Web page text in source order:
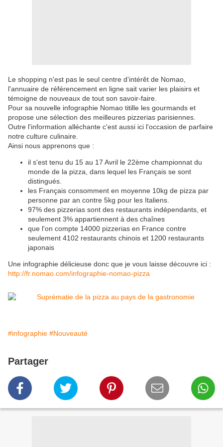
Le shopping n'est pas le seul centre d’intérêt de Nomao,
l'annuaire de référencement en ligne sait varier les plaisirs et
témoigne de nouveaux de tout son savoir-faire.
Pour sa nouvelle infographie Nomao titille les gourmands et
propose une sélection des meilleures pizzerias parisiennes.
Outre l'information alléchante c'est aussi ici l'occasion de parfaire
notre culture culinaire.
Ainsi nous apprenons que :
il s'est tenu du 15 au 17 Avril le 22ème championnat du
monde de la pizza, dans lequel les Français se sont
distingués.
les Français consomment en moyenne 10kg de pizza par
personne par an contre 5kg pour les Italiens.
97% des pizzerias sont des restaurants indépendants, et
seulement 3% appartiennent à des chaînes
que l'on compte 14000 pizzerias en France contre
seulement 4102 restaurants chinois et 1200 restaurants
japonais
Une infographie délicieuse donc que je vous laisse découvre ici :
http://fr.nomao.com/infographie-nomao-pizza
#infographie #Nouveauté
Partager